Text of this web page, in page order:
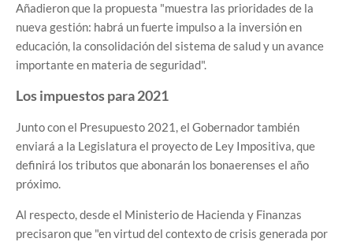
Añadieron que la propuesta "muestra las prioridades de la
nueva gestión: habrá un fuerte impulso a la inversión en
educación, la consolidación del sistema de salud y un avance
importante en materia de seguridad".
Los impuestos para 2021
Junto con el Presupuesto 2021, el Gobernador también
enviará a la Legislatura el proyecto de Ley Impositiva, que
definirá los tributos que abonarán los bonaerenses el año
próximo.
Al respecto, desde el Ministerio de Hacienda y Finanzas
precisaron que "en virtud del contexto de crisis generada por